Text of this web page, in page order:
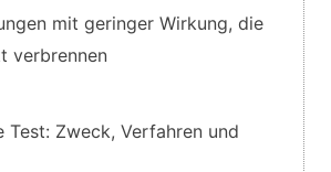
mit geringer Wirkung, die
verbrennen
Test: Zweck, Verfahren und